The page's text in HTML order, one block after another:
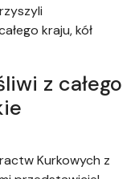
kraju, kół
z całego
Kurkowych z